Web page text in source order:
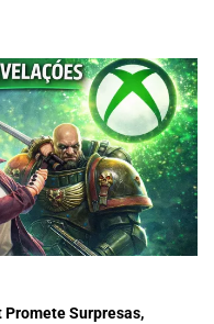
Surpresas,